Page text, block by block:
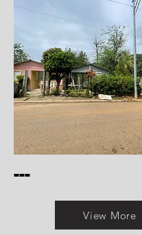
---
View More